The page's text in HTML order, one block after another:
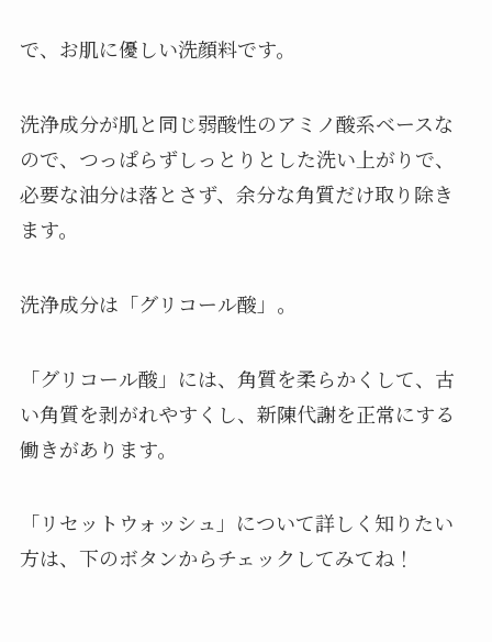
で、お肌に優しい洗顔料です。
洗浄成分が肌と同じ弱酸性のアミノ酸系ベースな
ので、つっぱらずしっとりとした洗い上がりで、
必要な油分は落とさず、余分な角質だけ取り除き
ます。
洗浄成分は「グリコール酸」。
「グリコール酸」には、角質を柔らかくして、古
い角質を剥がれやすくし、新陳代謝を正常にする
働きがあります。
「リセットウォッシュ」について詳しく知りたい
方は、下のボタンからチェックしてみてね！